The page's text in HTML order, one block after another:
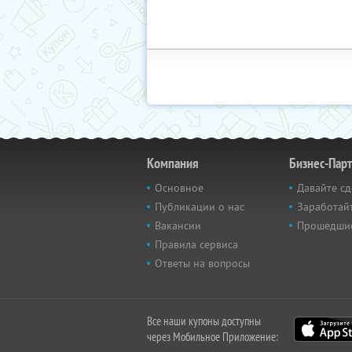
Компания
Основное
Публикации о нас
Вакансии
Правила сервиса
Ответы на вопросы
Бизнес-
Давайте
Все наши купоны доступны
через Мобильное Приложение: